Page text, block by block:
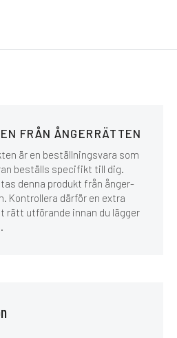
FRÅN ÅNGERRÄTTEN
är en beställningsvara som
beställs specifikt till dig.
denna produkt från ånger-
Kontrollera därför en extra
rätt utförande innan du lägger